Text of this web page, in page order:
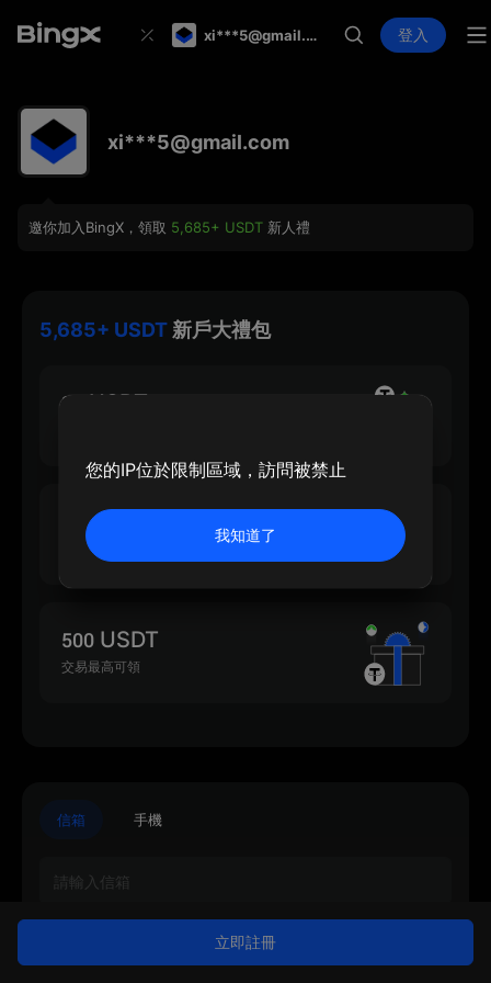
xi***5@gmail.com 登入
xi***5@gmail.com
邀你加入BingX，領取 5,685+ USDT 新人禮
5,685+ USDT 新戶大禮包
30 USDT
500 USDT
入金最高可領
500 USDT
交易最高可領
信箱 手機
您的IP位於限制區域，訪問被禁止
我知道了
立即註冊